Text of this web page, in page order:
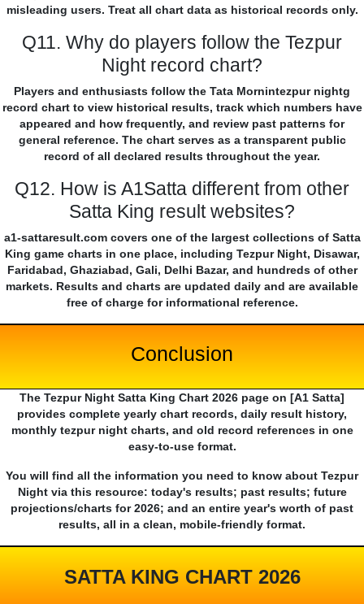
misleading users. Treat all chart data as historical records only.
Q11. Why do players follow the Tezpur
Night record chart?
Players and enthusiasts follow the Tata Mornintezpur nightg
record chart to view historical results, track which numbers have
appeared and how frequently, and review past patterns for
general reference. The chart serves as a transparent public
record of all declared results throughout the year.
Q12. How is A1Satta different from other
Satta King result websites?
a1-sattaresult.com covers one of the largest collections of Satta
King game charts in one place, including Tezpur Night, Disawar,
Faridabad, Ghaziabad, Gali, Delhi Bazar, and hundreds of other
markets. Results and charts are updated daily and are available
free of charge for informational reference.
Conclusion
The Tezpur Night Satta King Chart 2026 page on [A1 Satta]
provides complete yearly chart records, daily result history,
monthly tezpur night charts, and old record references in one
easy-to-use format.
You will find all the information you need to know about Tezpur
Night via this resource: today's results; past results; future
projections/charts for 2026; and an entire year's worth of past
results, all in a clean, mobile-friendly format.
SATTA KING CHART 2026